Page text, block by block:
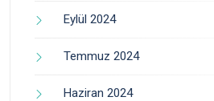
Eylül 2024
Temmuz 2024
Haziran 2024